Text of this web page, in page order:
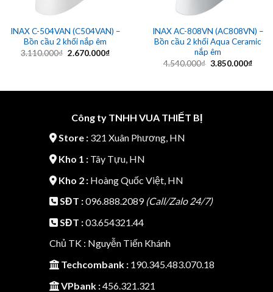
INAX C-504VAN (C504VAN) –
Bồn cầu 2 khối nắp êm
3.110.000₫ Giá
2.670.000₫Giá
INAX AC-808VN (AC808VN) –
Bồn cầu 2 khối Aqua Ceramic
nắp êm
4.540.000₫ Giá
3.850.000₫Giá
Công ty TNHH VUA THIẾT BỊ
Store :321 Xuân Phương, HN
Kho 1 :Tây Tựu, HN
Kho 2 :Hoàng Quốc Việt, HN
SĐT :096.888.2089 (Call/Zalo 24/7)
SĐT :03.654321.44
Chủ TK : Nguyễn Tiến Khánh
Techcombank :190.345.483.070.18
VPbank :456.321.321